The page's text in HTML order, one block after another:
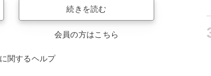
続きを読む
会員の方はこちら
関するヘルプ